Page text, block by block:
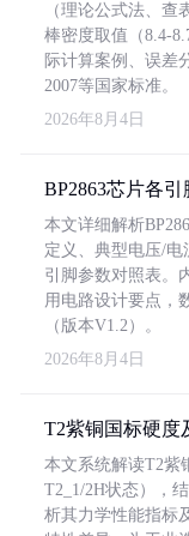
（理论公式法、
棒密度取值（8.4-
际计算案例、误差
2007等国家标准。
2026年8月4日
BP2863芯片各引
本文详细解析
定义、典型电压/
引脚参数对照表。
用电路设计要点，
（版本V1.2）。
2026年8月4日
T2紫铜国标硬度
本文系统解读T2紫
T2_1/2H状态），
析其力学性能指标